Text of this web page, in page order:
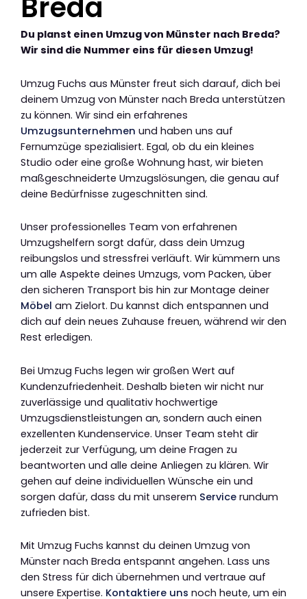
Breda
Du planst einen Umzug von Münster nach Breda?
Wir sind die Nummer eins für diesen Umzug!
Umzug Fuchs aus Münster freut sich darauf, dich bei
deinem Umzug von Münster nach Breda unterstützen
zu können. Wir sind ein erfahrenes
Umzugsunternehmen und haben uns auf
Fernumzüge spezialisiert. Egal, ob du ein kleines
Studio oder eine große Wohnung hast, wir bieten
maßgeschneiderte Umzugslösungen, die genau auf
deine Bedürfnisse zugeschnitten sind.
Unser professionelles Team von erfahrenen
Umzugshelfern sorgt dafür, dass dein Umzug
reibungslos und stressfrei verläuft. Wir kümmern uns
um alle Aspekte deines Umzugs, vom Packen, über
den sicheren Transport bis hin zur Montage deiner
Möbel am Zielort. Du kannst dich entspannen und
dich auf dein neues Zuhause freuen, während wir den
Rest erledigen.
Bei Umzug Fuchs legen wir großen Wert auf
Kundenzufriedenheit. Deshalb bieten wir nicht nur
zuverlässige und qualitativ hochwertige
Umzugsdienstleistungen an, sondern auch einen
exzellenten Kundenservice. Unser Team steht dir
jederzeit zur Verfügung, um deine Fragen zu
beantworten und alle deine Anliegen zu klären. Wir
gehen auf deine individuellen Wünsche ein und
sorgen dafür, dass du mit unserem Service rundum
zufrieden bist.
Mit Umzug Fuchs kannst du deinen Umzug von
Münster nach Breda entspannt angehen. Lass uns
den Stress für dich übernehmen und vertraue auf
unsere Expertise. Kontaktiere uns noch heute, um ein